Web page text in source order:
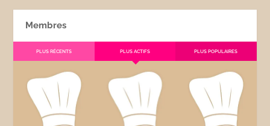
Membres
PLUS RÉCENTS PLUS ACTIFS PLUS POPULAIRES